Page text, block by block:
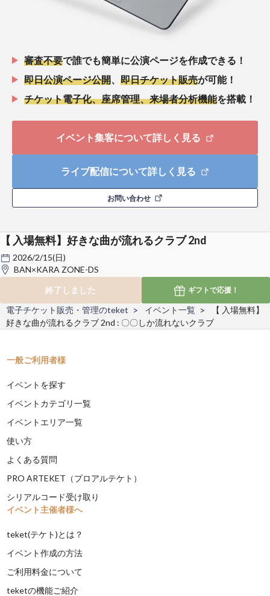
審査不要で誰でも簡単に公演ページを作成できる！
即日公演ページ公開
即日チケット販売が可能！
チケット電子化、座席管理、来場者分析機能を搭載！
イベント集客について詳しく見る
ライブ配信について詳しく見る
お問い合わせ
【 入場無料】好きな曲が流れるクラブ 2nd
2026/2/15(日)
BAN×KARA ZONE-DS
終了しました
ギフトで応援！
電子チケット販売・管理のteket イベント一覧
【 入場無料】
好きな曲が流れるクラブ 2nd : 〇〇しか流れないクラブ
一般ご利用者様
イベントを探す
イベントカテゴリ一覧
イベントエリア一覧
使い方
よくある質問
PRO ARTEKET（プロアルテケト）
シリアルコード受け取り
イベント主催者様へ
teket(テケト)とは？
イベント作成の方法
ご利用料金について
teketの機能ご紹介